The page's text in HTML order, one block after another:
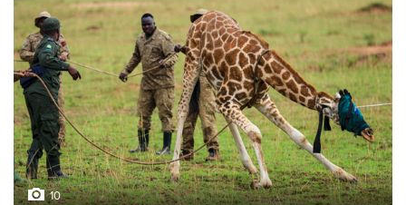
10